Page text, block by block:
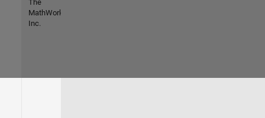
The
MathWorks,
Inc.